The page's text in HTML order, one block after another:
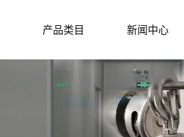
产品类目 新闻中心